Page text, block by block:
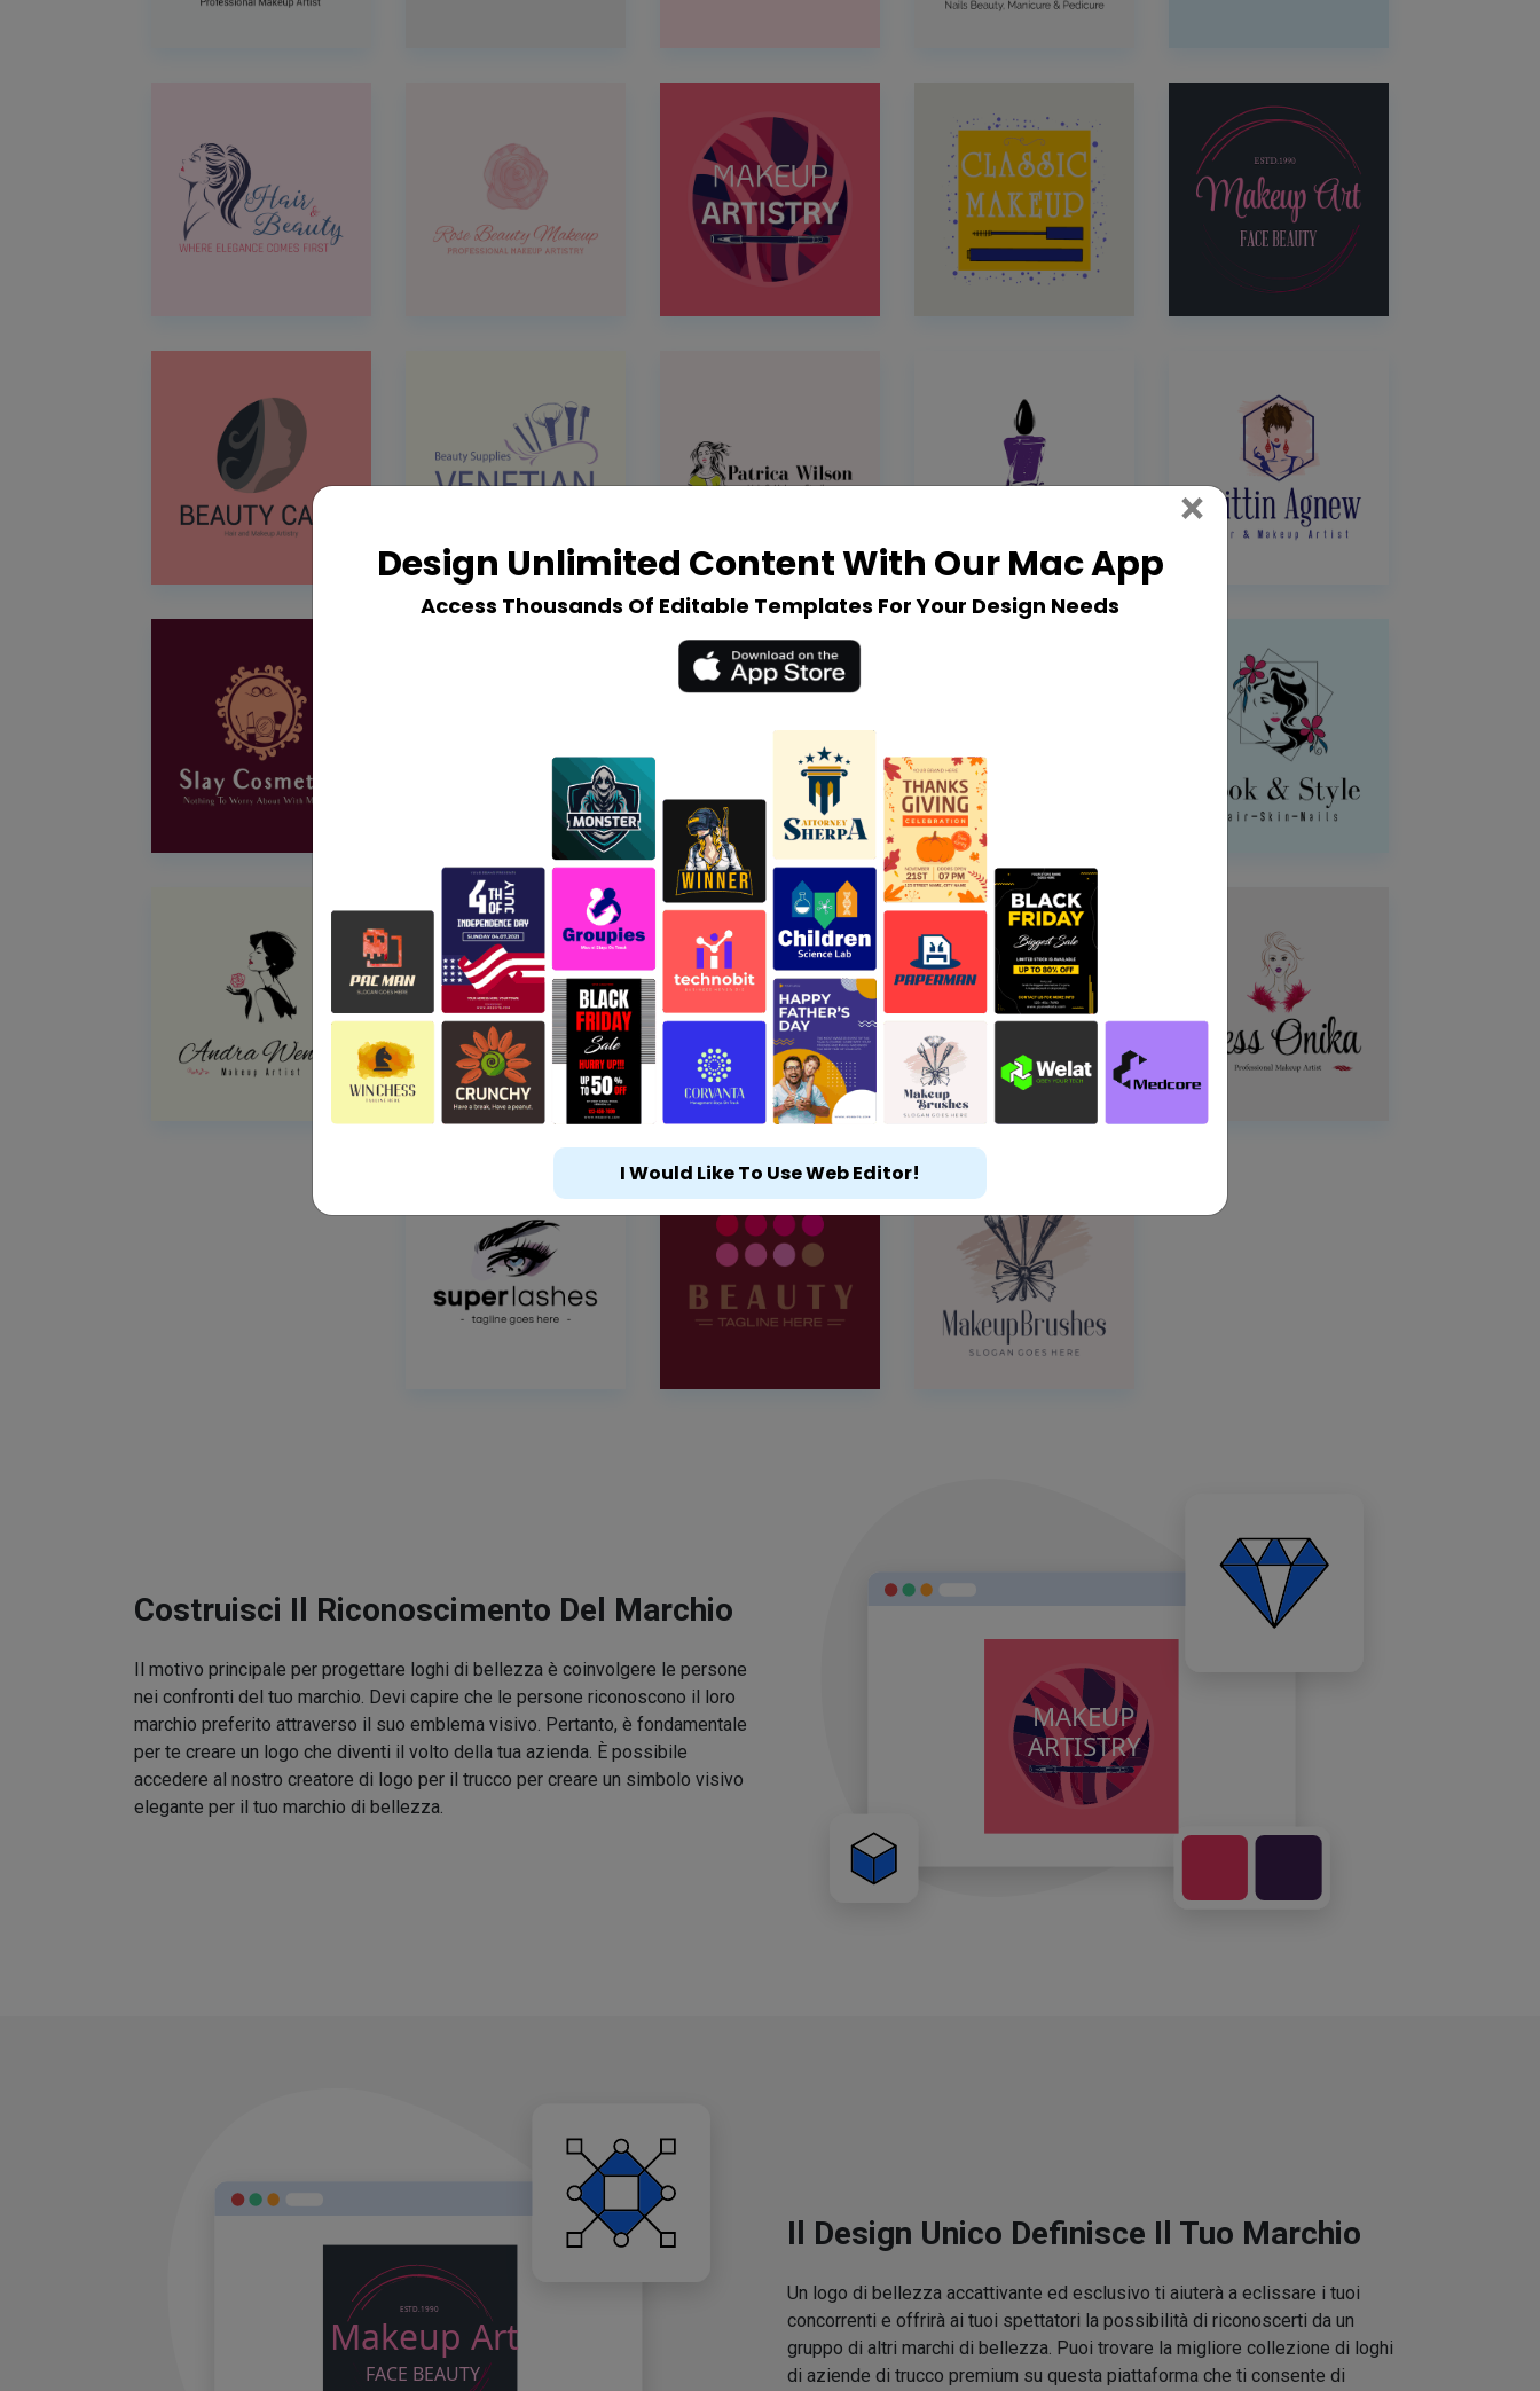
Costruisci Il Riconoscimento Del Marchio
Il motivo principale per progettare loghi di bellezza è coinvolgere le persone
nei confronti del tuo marchio. Devi capire che le persone riconoscono il loro
marchio preferito attraverso il suo emblema visivo. Pertanto, è fondamentale
per te creare un logo che diventi il volto della tua azienda. È possibile
accedere al nostro creatore di logo per il trucco per creare un simbolo visivo
elegante per il tuo marchio di bellezza.
Il Design Unico Definisce Il Tuo Marchio
Un logo di bellezza accattivante ed esclusivo ti aiuterà a eclissare i tuoi
concorrenti e offrirà ai tuoi spettatori la possibilità di riconoscerti da un
gruppo di altri marchi di bellezza. Puoi trovare la migliore collezione di loghi
di aziende di trucco premium su questa piattaforma che ti consente di
Design Unlimited Content With Our Mac App
Access Thousands Of Editable Templates For Your Design Needs
× Close
I Would Like To Use Web Editor!